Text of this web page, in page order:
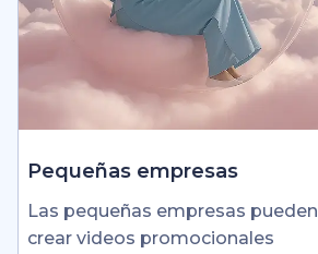
Pequeñas empresas
Las pequeñas empresas pueden
crear videos promocionales